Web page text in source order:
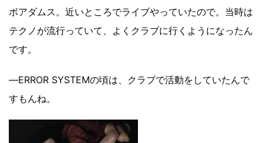
ボアダムス。近いところでライブやっていたので。当時は
テクノが流行っていて、よくクラブに行くようになったん
です。
―ERROR SYSTEMの頃は、クラブで活動をしていたんで
すもんね。